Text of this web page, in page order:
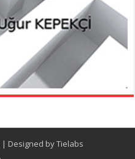
| Designed byTielabs